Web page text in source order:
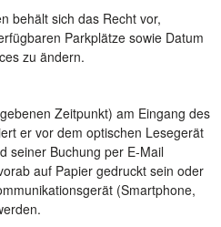
behält sich das Recht vor,
Parkplätze sowie Datum
zu ändern.
Zeitpunkt) am Eingang des
er vor dem optischen Lesegerät
seiner Buchung per E-Mail
auf Papier gedruckt sein oder
(Smartphone,